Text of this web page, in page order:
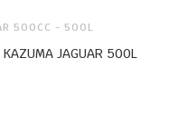
500CC - 500L
KAZUMA JAGUAR 500L